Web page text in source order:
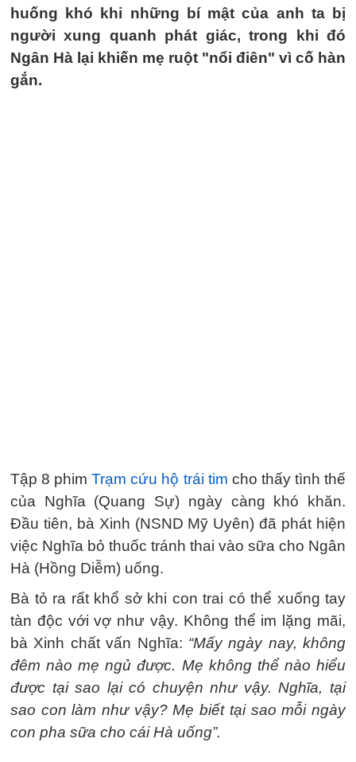
huống khó khi những bí mật của anh ta bị
người xung quanh phát giác, trong khi đó
Ngân Hà lại khiến mẹ ruột "nổi điên" vì cố hàn
gắn.
Tập 8 phimTrạm cứu hộ trái tim cho thấy tình thế
của Nghĩa (Quang Sự) ngày càng khó khăn.
Đầu tiên, bà Xinh (NSND Mỹ Uyên) đã phát hiện
việc Nghĩa bỏ thuốc tránh thai vào sữa cho Ngân
Hà (Hồng Diễm) uống.
Bà tỏ ra rất khổ sở khi con trai có thể xuống tay
tàn độc với vợ như vậy. Không thể im lặng mãi,
bà Xinh chất vấn Nghĩa: “Mấy ngày nay, không
đêm nào mẹ ngủ được. Mẹ không thể nào hiểu
được tại sao lại có chuyện như vậy. Nghĩa, tại
sao con làm như vậy? Mẹ biết tại sao mỗi ngày
con pha sữa cho cái Hà uống”.